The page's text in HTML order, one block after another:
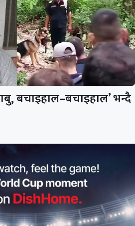
बचाइहाल–बचाइहाल’ भन्दै